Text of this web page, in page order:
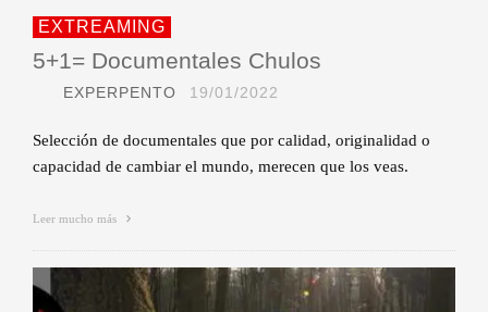
EXTREAMING
5+1= Documentales Chulos
EXPERPENTO 19/01/2022
Selección de documentales que por calidad, originalidad o
capacidad de cambiar el mundo, merecen que los veas.
Leer mucho más